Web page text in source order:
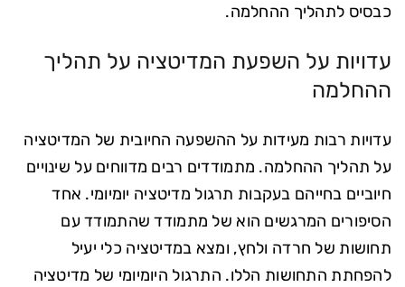
כבסיס לתהליך ההחלמה.
עדויות על השפעת המדיטציה על תהליך
ההחלמה
עדויות רבות מעידות על ההשפעה החיובית של המדיטציה
על תהליך ההחלמה. מתמודדים רבים מדווחים על שינויים
חיוביים בחייהם בעקבות תרגול מדיטציה יומיומי. אחד
הסיפורים המרגשים הוא של מתמודד שהתמודד עם
תחושות של חרדה ולחץ, ומצא במדיטציה כלי יעיל
להפחתת התחושות הללו. התרגול היומיומי של מדיטציה